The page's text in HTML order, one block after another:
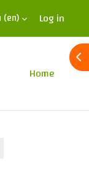
‎(en)‎ Log in
Home